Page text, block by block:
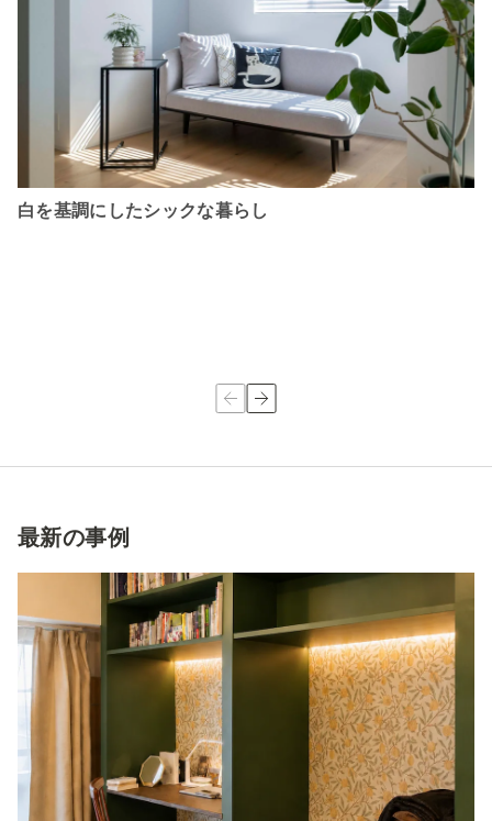
白を基調にしたシックな暮らし
最新の事例
住まいのはじめの一歩